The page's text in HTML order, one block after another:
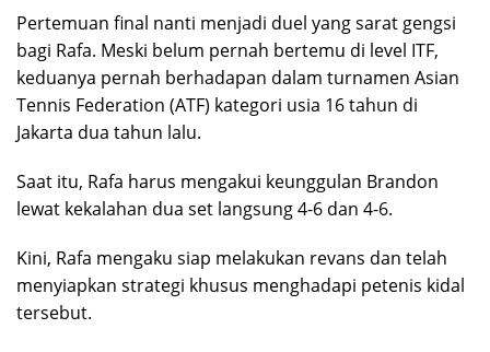
Pertemuan final nanti menjadi duel yang sarat gengsi
bagi Rafa. Meski belum pernah bertemu di level ITF,
keduanya pernah berhadapan dalam turnamen Asian
Tennis Federation (ATF) kategori usia 16 tahun di
Jakarta dua tahun lalu.
Saat itu, Rafa harus mengakui keunggulan Brandon
lewat kekalahan dua set langsung 4-6 dan 4-6.
Kini, Rafa mengaku siap melakukan revans dan telah
menyiapkan strategi khusus menghadapi petenis kidal
tersebut.